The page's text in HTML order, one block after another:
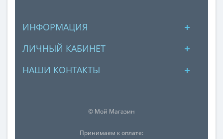
ИНФОРМАЦИЯ
ЛИЧНЫЙ КАБИНЕТ
НАШИ КОНТАКТЫ
© Мой Магазин
Принимаем к оплате: